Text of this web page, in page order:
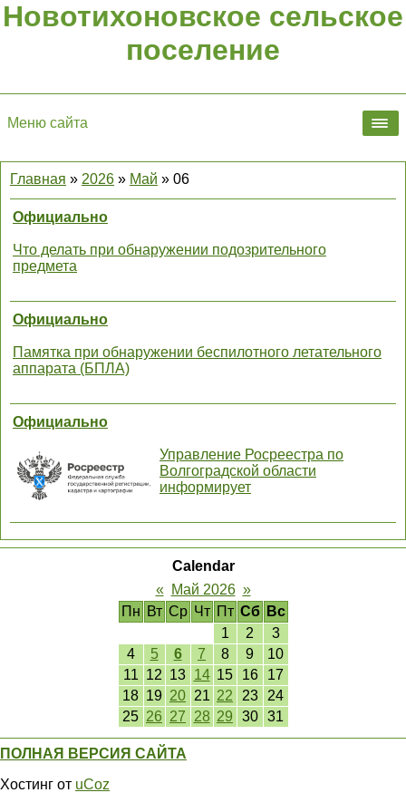
Новотихоновское сельское
поселение
Меню сайта
Главная » 2026 » Май » 06
Официально
Что делать при обнаружении подозрительного
предмета
Официально
Памятка при обнаружении беспилотного летательного
аппарата (БПЛА)
Официально
Управление Росреестра по
Волгоградской области
информирует
Calendar
«
Май 2026 »
Пн Вт Ср Чт Пт Сб
Вс
1
2
3
4
5 6 7 8 9
10
11 12 13 14 15 16
17
18 19 20 21 22 23
24
25 26 27 28 29 30 31
ПОЛНАЯ ВЕРСИЯ САЙТА
Хостинг от uCoz